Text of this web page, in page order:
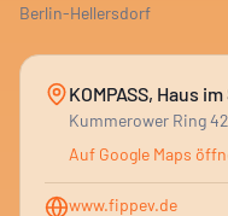
Berlin-Hellersdorf
KOMPASS, Haus
Kummerower Ring
Auf Google Maps
www.fippev.de